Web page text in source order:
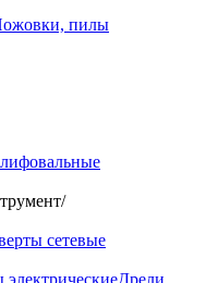
пилы
/
сетевые
электрическиеДрели